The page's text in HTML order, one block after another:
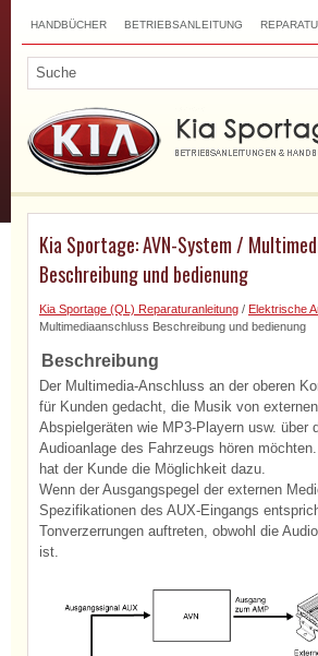
HANDBÜCHER BETRIEBSANLEITUNG
Kia Sportage: AVN-System /
Beschreibung und bedienung
Kia Sportage (QL) Reparaturanleitung / Elektrische
Multimediaanschluss Beschreibung und bedienung
Beschreibung
Der Multimedia-Anschluss an der oberen
für Kunden gedacht, die Musik von
Abspielgeräten wie MP3-Playern usw. über
Audioanlage des Fahrzeugs hören
hat der Kunde die Möglichkeit dazu.
Wenn der Ausgangspegel der externen
Spezifikationen des AUX-Eingangs
Tonverzerrungen auftreten, obwohl die
ist.